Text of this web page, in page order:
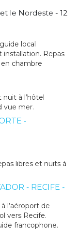
le Nordeste - 12
local
installation. Repas
en chambre
nuit à l’hôtel
vue mer.
-
libres et nuits à
- RECIFE -
l’aéroport de
vers Recife.
francophone.